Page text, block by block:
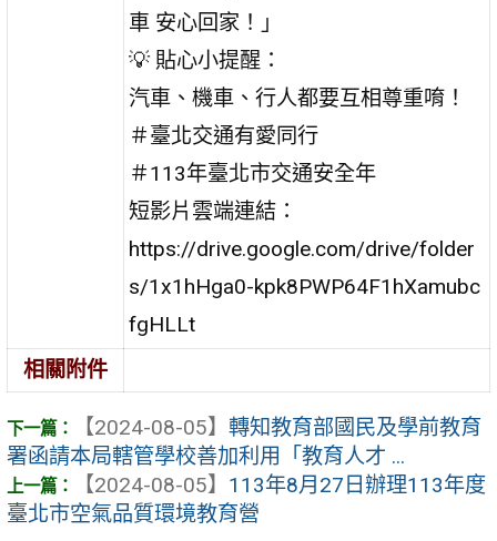
車 安心回家！」
💡 貼心小提醒：
汽車、機車、行人都要互相尊重唷！
＃臺北交通有愛同行
＃113年臺北市交通安全年
短影片雲端連結：
https://drive.google.com/drive/folder
s/1x1hHga0-kpk8PWP64F1hXamubc
fgHLLt
相關附件
【2024-08-05】 轉知教育部國民及學前教育
署函請本局轄管學校善加利用「教育人才 ...
【2024-08-05】 113年8月27日辦理113年度
臺北市空氣品質環境教育營